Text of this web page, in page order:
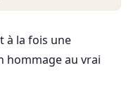
à la fois une
hommage au vrai